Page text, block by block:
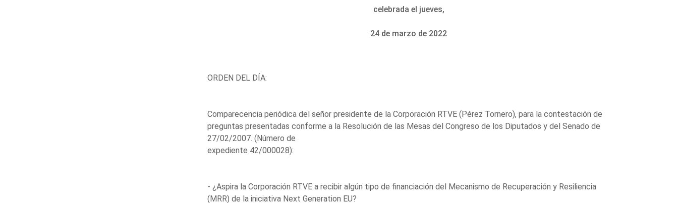
celebrada el jueves,
24 de marzo de 2022
ORDEN DEL DÍA:
Comparecencia periódica del señor presidente de la Corporación RTVE (Pérez Tornero), para la contestación de
preguntas presentadas conforme a la Resolución de las Mesas del Congreso de los Diputados y del Senado de
27/02/2007. (Número de
expediente 42/000028):
- ¿Aspira la Corporación RTVE a recibir algún tipo de financiación del Mecanismo de Recuperación y Resiliencia
(MRR) de la iniciativa Next Generation EU?